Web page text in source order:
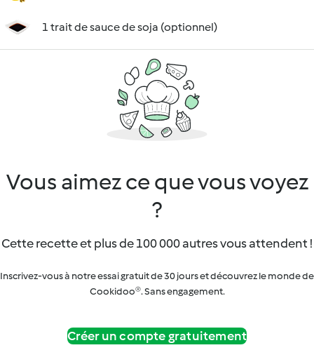
1 trait de sauce de soja (optionnel)
Vous aimez ce que vous voyez
?
Cette recette et plus de 100 000 autres vous attendent !
Inscrivez-vous à notre essai gratuit de 30 jours et découvrez le monde de
Cookidoo®. Sans engagement.
Créer un compte gratuitement